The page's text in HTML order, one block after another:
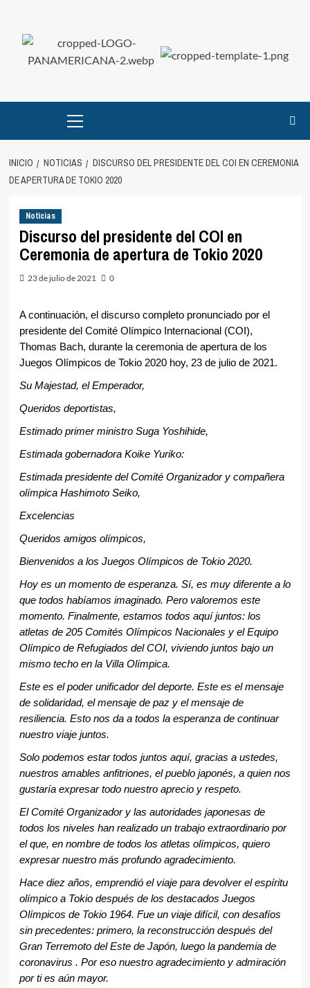
contenido
principal
INICIO NOTICIAS
DISCURSO DEL PRESIDENTE DEL COI EN CEREMONIA
DE APERTURA DE TOKIO 2020
Noticias
Discurso del presidente del COI en
Ceremonia de apertura de Tokio 2020
23 de julio de 2021 0
A continuación, el discurso completo pronunciado por el
presidente del Comité Olímpico Internacional (COI),
Thomas Bach, durante la ceremonia de apertura de los
Juegos Olímpicos de Tokio 2020 hoy, 23 de julio de 2021.
Su Majestad, el Emperador,
Queridos deportistas,
Estimado primer ministro Suga Yoshihide,
Estimada gobernadora Koike Yuriko:
Estimada presidente del Comité Organizador y compañera
olímpica Hashimoto Seiko,
Excelencias
Queridos amigos olímpicos,
Bienvenidos a los Juegos Olímpicos de Tokio 2020.
Hoy es un momento de esperanza. Sí, es muy diferente a lo
que todos habíamos imaginado. Pero valoremos este
momento. Finalmente, estamos todos aquí juntos: los
atletas de 205 Comités Olímpicos Nacionales y el Equipo
Olímpico de Refugiados del COI, viviendo juntos bajo un
mismo techo en la Villa Olímpica.
Este es el poder unificador del deporte. Este es el mensaje
de solidaridad, el mensaje de paz y el mensaje de
resiliencia. Esto nos da a todos la esperanza de continuar
nuestro viaje juntos.
Solo podemos estar todos juntos aquí, gracias a ustedes,
nuestros amables anfitriones, el pueblo japonés, a quien nos
gustaría expresar todo nuestro aprecio y respeto.
El Comité Organizador y las autoridades japonesas de
todos los niveles han realizado un trabajo extraordinario por
el que, en nombre de todos los atletas olímpicos, quiero
expresar nuestro más profundo agradecimiento.
Hace diez años, emprendió el viaje para devolver el espíritu
olímpico a Tokio después de los destacados Juegos
Olímpicos de Tokio 1964. Fue un viaje difícil, con desafíos
sin precedentes: primero, la reconstrucción después del
Gran Terremoto del Este de Japón, luego la pandemia de
coronavirus . Por eso nuestro agradecimiento y admiración
por ti es aún mayor.